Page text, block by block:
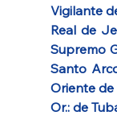
Vigilante
Real de
Supremo
Santo
Oriente
Or.: de